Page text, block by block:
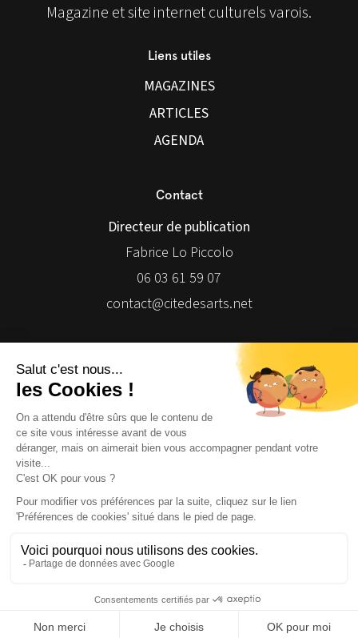
Magazine et site internet culturels varois.
Liens utiles
MAGAZINES
ARTICLES
AGENDA
Contact
Directeur de publication
Fabrice Lo Piccolo
06 03 61 59 07
contact@citedesarts.net
© 2026 | Cité des Arts | Tous droits réservés